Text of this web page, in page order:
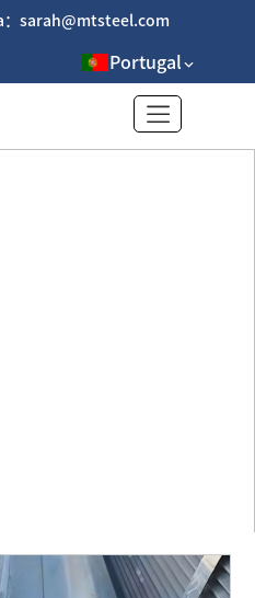
sarah@mtsteel.com
Portugal